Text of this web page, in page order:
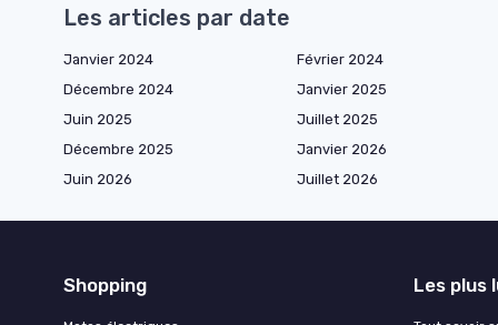
Les articles par date
Janvier 2024 Février 2024
Décembre 2024
Janvier 2025
Juin 2025
Juillet 2025
Décembre 2025
Janvier 2026
Juin 2026
Juillet 2026
Shopping Les plus